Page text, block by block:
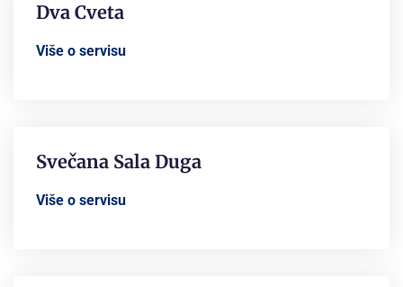
Dva Cveta
Više o servisu
Svečana Sala Duga
Više o servisu